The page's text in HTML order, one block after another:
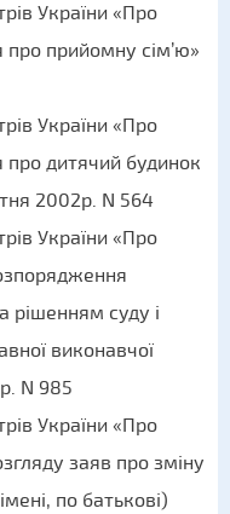
України «Про
прийомну сім’ю»
України «Про
дитячий будинок
2002р. N 564
України «Про
рішенням суду і
виконавчої
N 985
України «Про
заяв про зміну
по батькові)